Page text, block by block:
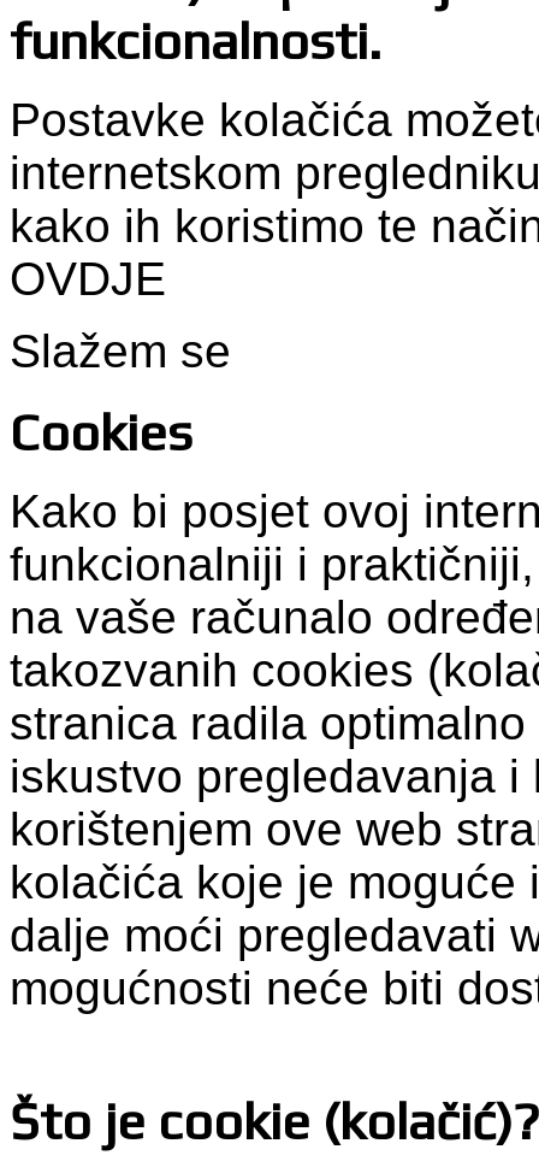
funkcionalnosti.
Postavke kolačića
internetskom
kako ih koristimo te
OVDJE
Slažem se
Cookies
Kako bi posjet ovoj
funkcionalniji i
na vaše računalo
takozvanih cookies
stranica radila
iskustvo pregledavanja
korištenjem ove web
kolačića koje je
dalje moći pregledavati
mogućnosti neće biti
Što je cookie (kolačić)?